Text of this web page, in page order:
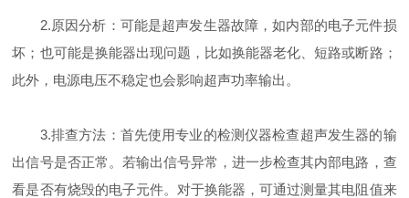
2.原因分析：可能是超声发生器故障，如内部的电子元件损
坏；也可能是换能器出现问题，比如换能器老化、短路或断路；
此外，电源电压不稳定也会影响超声功率输出。
3.排查方法：首先使用专业的检测仪器检查超声发生器的输
出信号是否正常。若输出信号异常，进一步检查其内部电路，查
看是否有烧毁的电子元件。对于换能器，可通过测量其电阻值来